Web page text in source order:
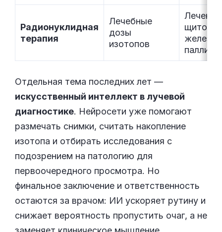
Радионуклидная
терапия
Лечебные
дозы
изотопов
железы,
Отдельная тема последних лет —
искусственный интеллект в лучевой
диагностике. Нейросети уже помогают
размечать снимки, считать накопление
изотопа и отбирать исследования с
подозрением на патологию для
первоочередного просмотра. Но
финальное заключение и ответственность
остаются за врачом: ИИ ускоряет рутину и
снижает вероятность пропустить очаг, а не